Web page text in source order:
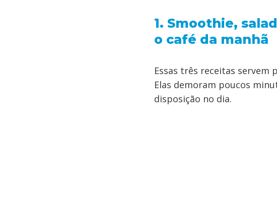
1. Smoothie,
o café da manhã
Essas três receitas servem
Elas demoram poucos
disposição no dia.